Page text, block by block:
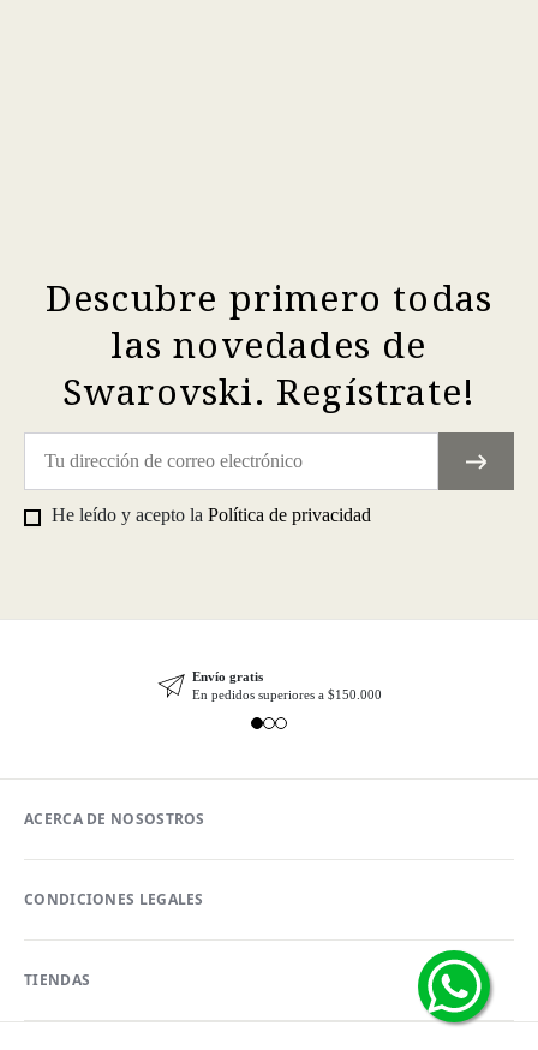
Descubre primero todas
las novedades de
Swarovski. Regístrate!
He leído y acepto la Política de privacidad
Envío gratis
En pedidos superiores a $150.000
ACERCA DE NOSOSTROS
CONDICIONES LEGALES
TIENDAS